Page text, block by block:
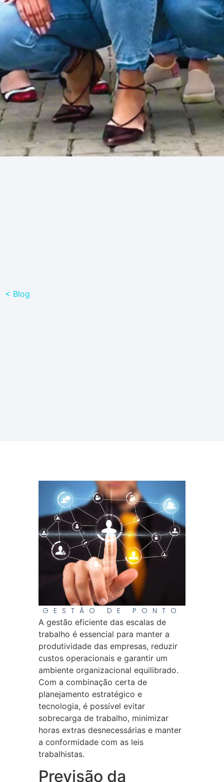
< Blog
GESTÃO DE PONTO
A gestão eficiente das escalas de
trabalho é essencial para manter a
produtividade das empresas, reduzir
custos operacionais e garantir um
ambiente organizacional equilibrado.
Com a combinação certa de
planejamento estratégico e
tecnologia, é possível evitar
sobrecarga de trabalho, minimizar
horas extras desnecessárias e manter
a conformidade com as leis
trabalhistas.
Previsão da